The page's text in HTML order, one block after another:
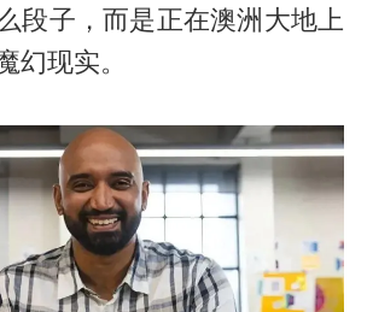
段子，而是正在澳洲大地上
幻现实。